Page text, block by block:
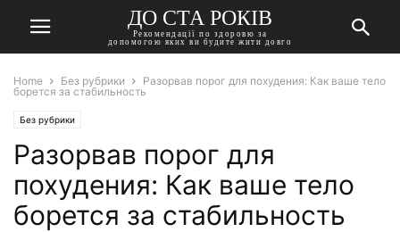
ДО СТА РОКІВ
Рекомендації по здоровю за
допомогою яких ви будите жити довго
Home Без рубрики
Разорвав порог для похудения: Как ваше тело
борется за стабильность
Без рубрики
Разорвав порог для
похудения: Как ваше тело
борется за стабильность